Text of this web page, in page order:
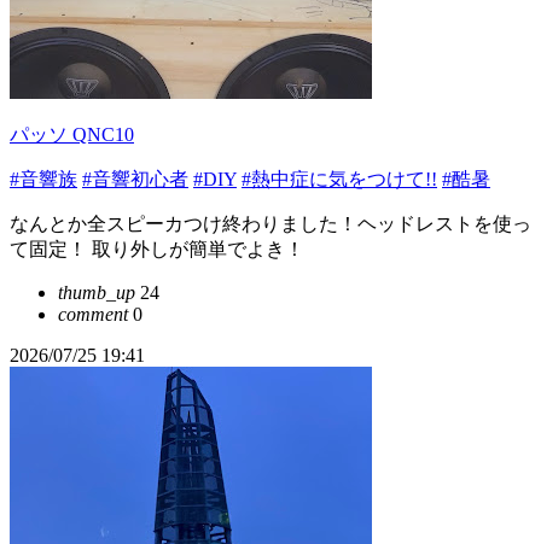
パッソ QNC10
#音響族 #音響初心者 #DIY #熱中症に気をつけて!! #酷暑
なんとか全スピーカつけ終わりました！ヘッドレストを使っ
て固定！ 取り外しが簡単でよき！
thumb_up 24
comment0
2026/07/25 19:41